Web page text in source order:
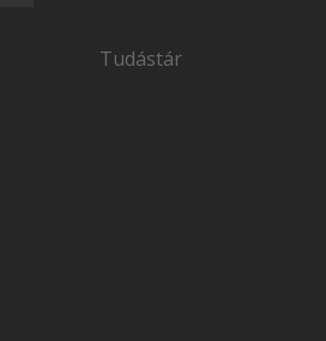
Tudástár